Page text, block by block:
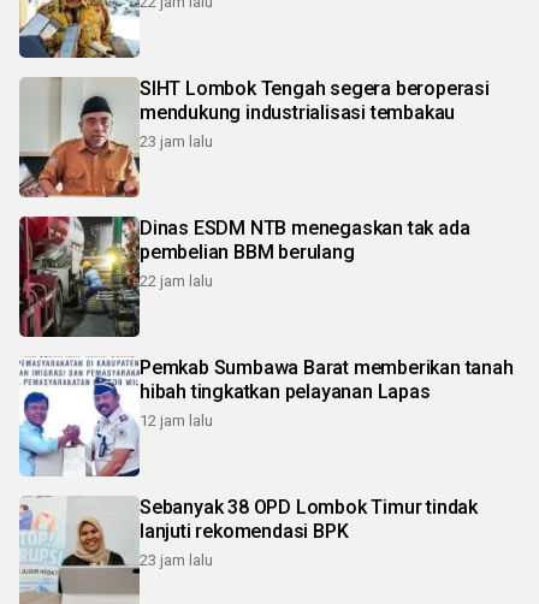
SIHT Lombok Tengah segera beroperasi
mendukung industrialisasi tembakau
23 jam lalu
Dinas ESDM NTB menegaskan tak ada
pembelian BBM berulang
22 jam lalu
Pemkab Sumbawa Barat memberikan tanah
hibah tingkatkan pelayanan Lapas
12 jam lalu
Sebanyak 38 OPD Lombok Timur tindak
lanjuti rekomendasi BPK
23 jam lalu